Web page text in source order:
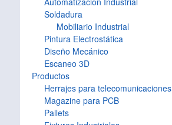
Soldadura
Mobiliario Industrial
Pintura Electrostática
Diseño Mecánico
Escaneo 3D
Productos
Herrajes para telecomunicaciones
Magazine para PCB
Pallets